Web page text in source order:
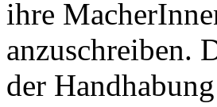
ihre
anzuschreiben.
der